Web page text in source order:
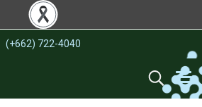
(+662) 722-4040